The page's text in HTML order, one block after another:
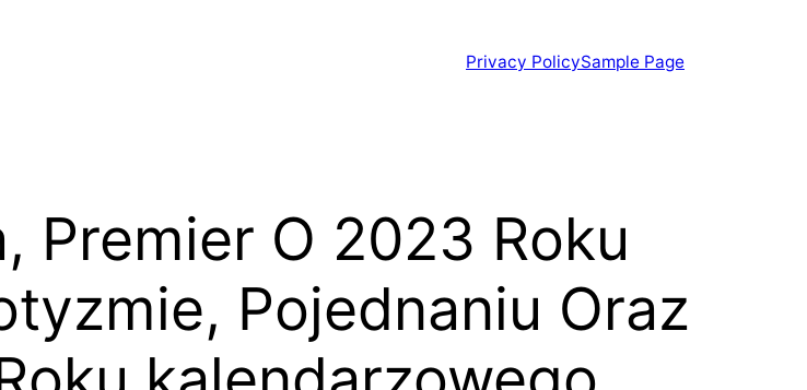
Privacy PolicySample Page
Premier O 2023 Roku
Pojednaniu Oraz